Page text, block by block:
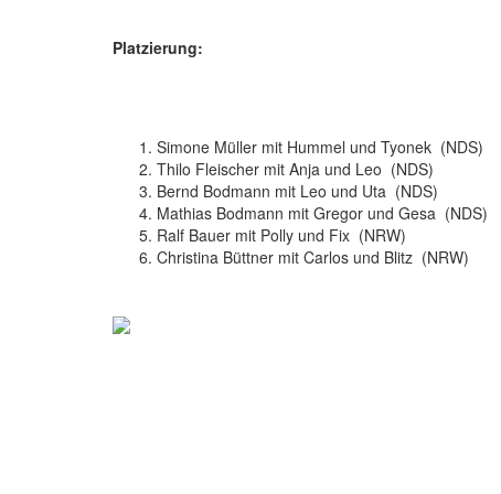
Platzierung:
Simone Müller mit Hummel und Tyonek (NDS)
Thilo Fleischer mit Anja und Leo (NDS)
Bernd Bodmann mit Leo und Uta (NDS)
Mathias Bodmann mit Gregor und Gesa (NDS)
Ralf Bauer mit Polly und Fix (NRW)
Christina Büttner mit Carlos und Blitz (NRW)